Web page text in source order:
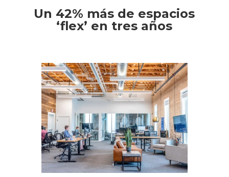
Un 42% más de espacios
‘flex’ en tres años